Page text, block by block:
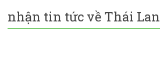
nhận tin tức về Thái Lan